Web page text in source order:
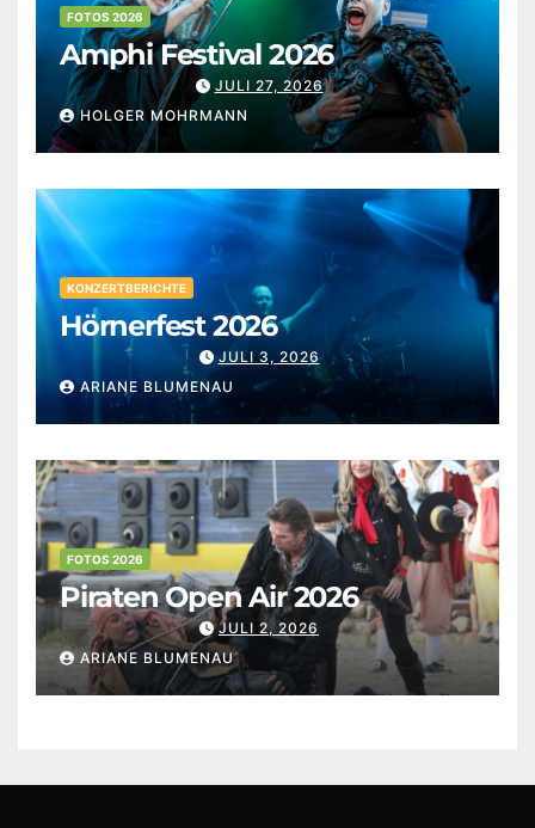
FOTOS 2026
Amphi Festival 2026
JULI 27, 2026
HOLGER MOHRMANN
KONZERTBERICHTE
Hörnerfest 2026
JULI 3, 2026
ARIANE BLUMENAU
FOTOS 2026
Piraten Open Air 2026
JULI 2, 2026
ARIANE BLUMENAU